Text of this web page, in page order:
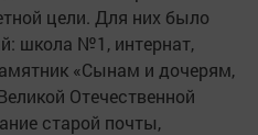
цели. Для них было
школа №1, интернат,
«Сынам и дочерям,
Отечественной
старой почты,